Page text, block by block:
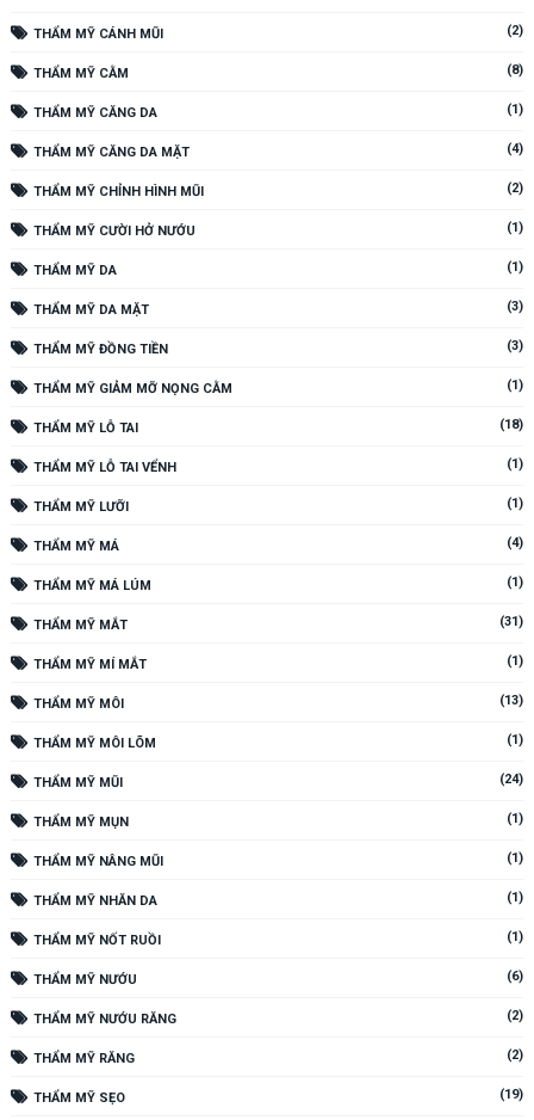
THẨM MỸ CÁNH MŨI (2)
THẨM MỸ CẰM (8)
THẨM MỸ CĂNG DA (1)
THẨM MỸ CĂNG DA MẶT (4)
THẨM MỸ CHỈNH HÌNH MŨI (2)
THẨM MỸ CƯỜI HỞ NƯỚU (1)
THẨM MỸ DA (1)
THẨM MỸ DA MẶT (3)
THẨM MỸ ĐỒNG TIỀN (3)
THẨM MỸ GIẢM MỠ NỌNG CẰM (1)
THẨM MỸ LỖ TAI (18)
THẨM MỸ LỖ TAI VỂNH (1)
THẨM MỸ LƯỠI (1)
THẨM MỸ MÁ (4)
THẨM MỸ MÁ LÚM (1)
THẨM MỸ MẮT (31)
THẨM MỸ MÍ MẮT (1)
THẨM MỸ MÔI (13)
THẨM MỸ MÔI LÕM (1)
THẨM MỸ MŨI (24)
THẨM MỸ MỤN (1)
THẨM MỸ NÂNG MŨI (1)
THẨM MỸ NHĂN DA (1)
THẨM MỸ NỐT RUỒI (1)
THẨM MỸ NƯỚU (6)
THẨM MỸ NƯỚU RĂNG (2)
THẨM MỸ RĂNG (2)
THẨM MỸ SẸO (19)